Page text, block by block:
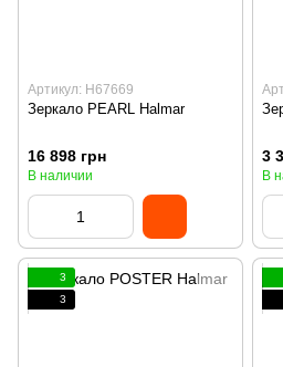
Артикул: H67669
Зеркало PEARL Halmar
16 898 грн
В наличии
3
В
3
3